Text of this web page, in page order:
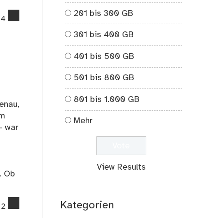
4
(#WritingFriday)
war
Ob
2
201 bis 300 GB
301 bis 400 GB
401 bis 500 GB
501 bis 800 GB
801 bis 1.000 GB
Mehr
View Results
Kategorien